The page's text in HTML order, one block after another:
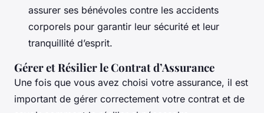
assurer ses bénévoles contre les accidents
corporels pour garantir leur sécurité et leur
tranquillité d’esprit.
Gérer et Résilier le Contrat d’Assurance
Une fois que vous avez choisi votre assurance, il est
important de gérer correctement votre contrat et de